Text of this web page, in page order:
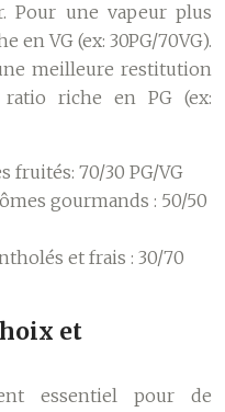
Pour une vapeur plus
en VG (ex: 30PG/70VG).
meilleure restitution
riche en PG (ex:
fruités: 70/30 PG/VG
gourmands : 50/50
et frais : 30/70
et
essentiel pour de